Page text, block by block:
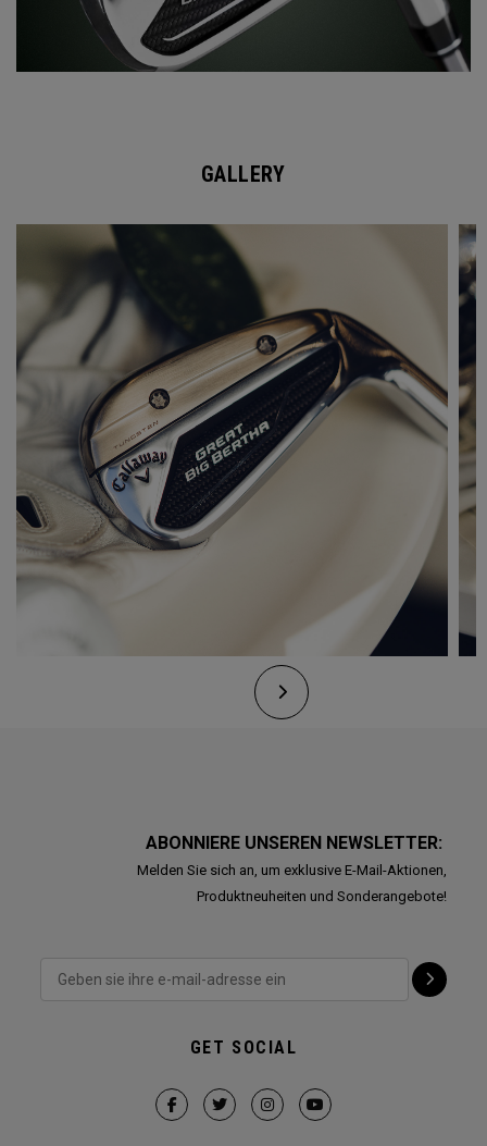
GALLERY
ABONNIERE UNSEREN NEWSLETTER:
Melden Sie sich an, um exklusive E-Mail-Aktionen,
Produktneuheiten und Sonderangebote!
GET SOCIAL